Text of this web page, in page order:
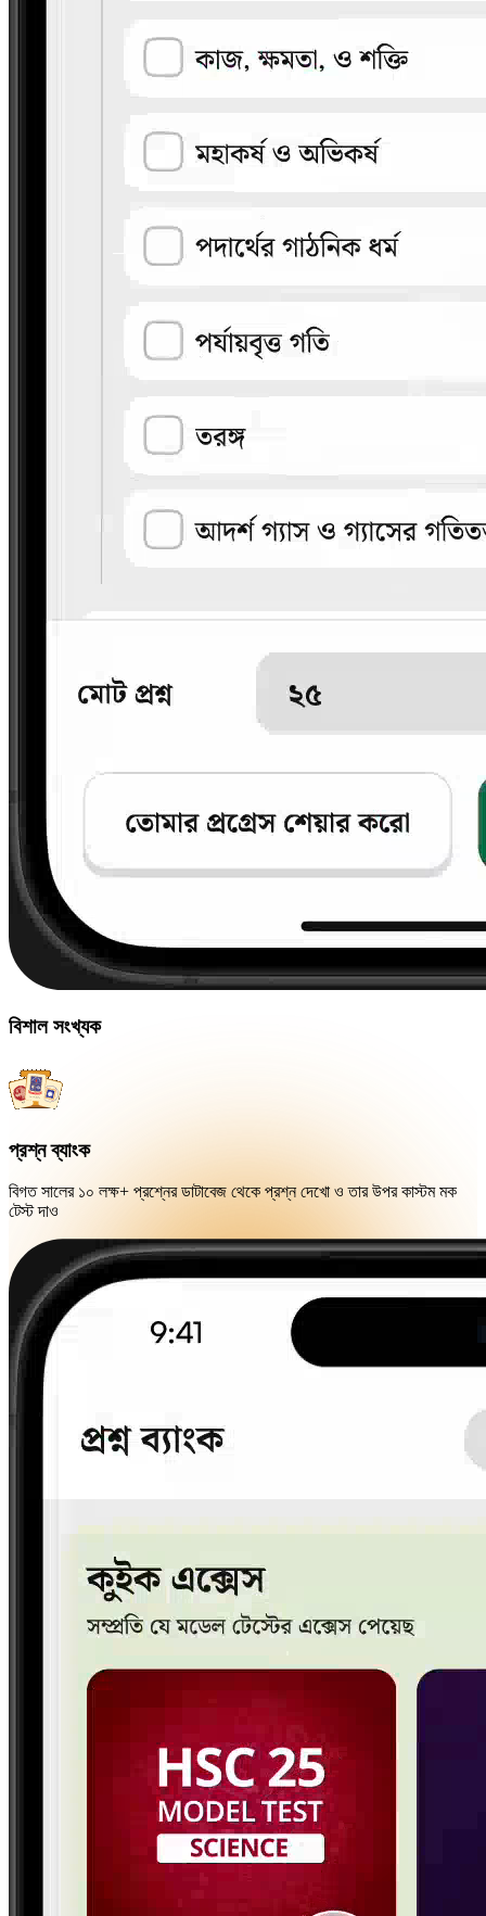
বিশাল সংখ্যক
প্রশ্ন ব্যাংক
বিগত সালের ১০ লক্ষ+ প্রশ্নের ডাটাবেজ থেকে প্রশ্ন দেখো ও তার উপর কাস্টম মক
টেস্ট দাও